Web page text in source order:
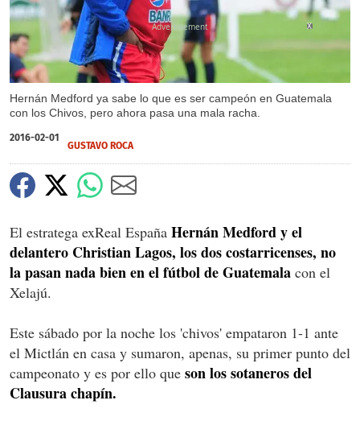
Hernán Medford ya sabe lo que es ser campeón en Guatemala
con los Chivos, pero ahora pasa una mala racha.
X
2016-02-01
GUSTAVO ROCA
El estratega exReal España Hernán Medford y el
delantero Christian Lagos, los dos costarricenses, no
la pasan nada bien en el fútbol de Guatemala con el
Xelajú.
Este sábado por la noche los 'chivos' empataron 1-1 ante
el Mictlán en casa y sumaron, apenas, su primer punto del
campeonato y es por ello que son los sotaneros del
Clausura chapín.